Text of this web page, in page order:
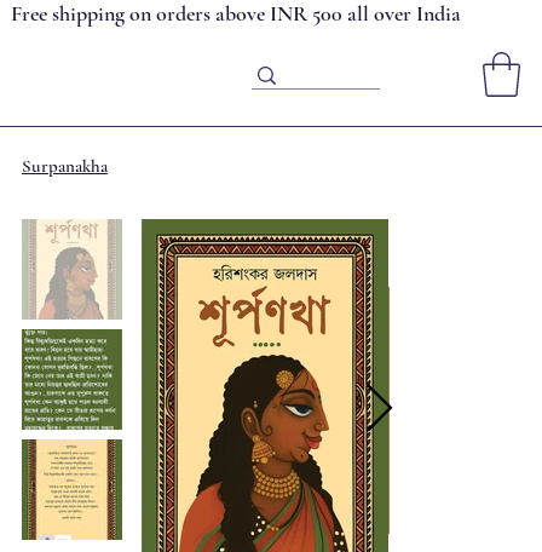
Free shipping on orders above INR 500 all over India
Surpanakha